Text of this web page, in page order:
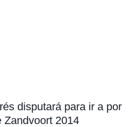
disputará para ir a por
Zandvoort 2014